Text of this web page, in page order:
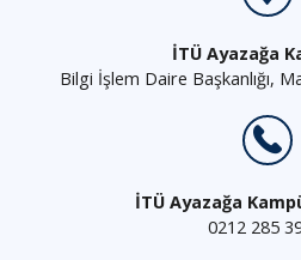
İTÜ Ayazağa
Bilgi İşlem Daire Başkanlığı,
İTÜ Ayazağa
0212 285